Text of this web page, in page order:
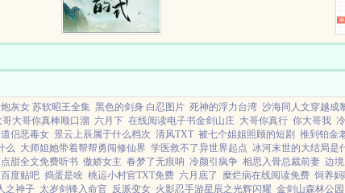
仍，官绅
他辣手摧花的美人不计...
灰女 苏软昭王全集 黑色的剑身 白忍图片 死神的浮力台湾 沙海同人文穿越成
哥大哥你真棒顺口溜 六月下 在线阅读电子书金剑山庄 大哥你真行 你大哥我
侣恶毒女 景云上辰属于什么档次 清风TXT 被七个姐姐照顾的短剧 推到铂金
么 大师姐她带着帮帮勇闯修仙界 学医救不了异世界起点 冰河末世的大结局是
甜全文免费听书 傲娇女主 春梦了无痕呐 冷颜引疯争 相思入骨总裁前妻 边
度贴吧 捣蛋是啥 桃运小村官TXT免费 六月底了 糜烂病在线阅读免费 饲养
之神子 太岁剑锋入命官 反派变女 火影忍手游星辰之光辉闪耀 金剑山森林公园